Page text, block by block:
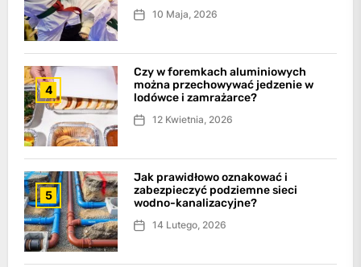
10 Maja, 2026
4
Czy w foremkach aluminiowych
można przechowywać jedzenie w
lodówce i zamrażarce?
12 Kwietnia, 2026
5
Jak prawidłowo oznakować i
zabezpieczyć podziemne sieci
wodno-kanalizacyjne?
14 Lutego, 2026